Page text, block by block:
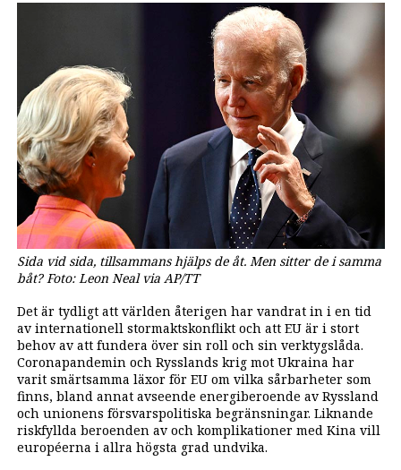
Sida vid sida, tillsammans hjälps de åt. Men sitter de i samma
båt? Foto: Leon Neal via AP/TT
Det är tydligt att världen återigen har vandrat in i en tid
av internationell stormaktskonflikt och att EU är i stort
behov av att fundera över sin roll och sin verktygslåda.
Coronapandemin och Rysslands krig mot Ukraina har
varit smärtsamma läxor för EU om vilka sårbarheter som
finns, bland annat avseende energiberoende av Ryssland
och unionens försvarspolitiska begränsningar. Liknande
riskfyllda beroenden av och komplikationer med Kina vill
européerna i allra högsta grad undvika.